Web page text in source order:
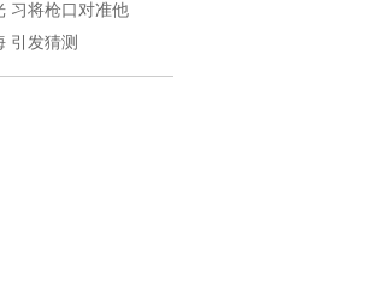
习将枪口对准他
引发猜测